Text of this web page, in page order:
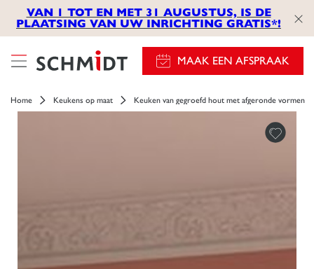
VAN 1 TOT EN MET 31 AUGUSTUS, IS DE
PLAATSING VAN UW INRICHTING GRATIS*!
MAAK EEN AFSPRAAK
Home Keukens op maat Keuken van gegroefd hout met afgeronde vormen